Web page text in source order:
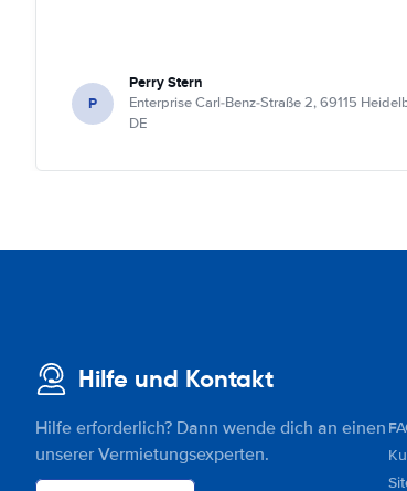
P
Perry Stern
Enterprise Carl-Benz-Straße 2, 69115
DE
Hilfe und Kontakt
Hilfe erforderlich? Dann wende dich an einen
unserer Vermietungsexperten.